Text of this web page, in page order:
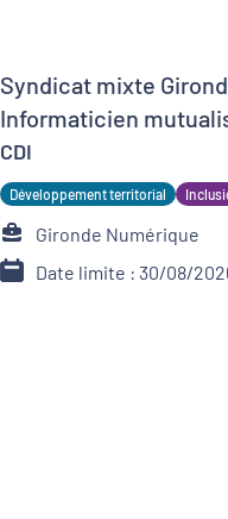
Syndicat mixte
Informaticien
CDI
Développement territorial
Gironde Numérique
Date limite : 30/08/